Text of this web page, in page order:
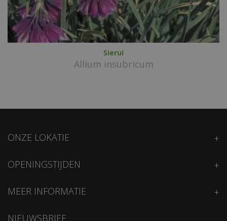
Sierui
Allium insubricum
ONZE LOKATIE
OPENINGSTIJDEN
MEER INFORMATIE
NIEUWSBRIEF